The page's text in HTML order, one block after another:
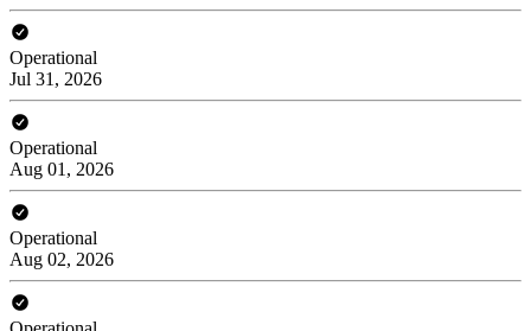
Operational
Jul 31, 2026
Operational
Aug 01, 2026
Operational
Aug 02, 2026